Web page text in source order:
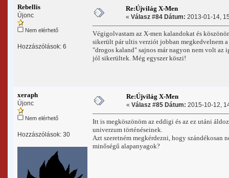
Rebellis
Újonc
Nem elérhető
Hozzászólások: 6
Re:Újvilág X-Men
« Válasz #84 Dátum: 2013-01-14,
Végigolvastam az X-men kalandokat és
sikerült pár ultis verziót jobban megkedvelnem
"drogos kaland" sajnos már nagyon nem volt az
jól sikerültek. Még egyszer köszi!
xeraph
Újonc
Nem elérhető
Hozzászólások: 30
Re:Újvilág X-Men
« Válasz #85 Dátum: 2015-10-12,
Itt is megköszönöm az eddigi és az ez utáni
univerzum történéseinek.
Azt szeretném megkérdezni, hogy szándékosan
minőségű alapanyagok?